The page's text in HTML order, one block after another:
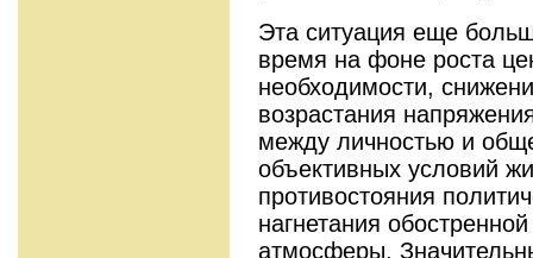
Эта ситуация еще
время на фоне роста
необходимости,
возрастания
между личностью и
объективных условий
противостояния
нагнетания
атмосферы.